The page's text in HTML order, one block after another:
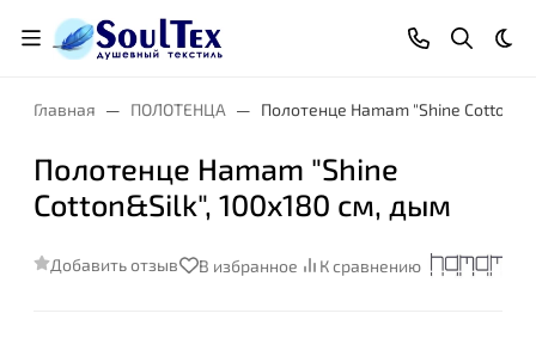
Главная ПОЛОТЕНЦА Полотенце Hamam "Shine
Полотенце Hamam "Shine
Cotton&Silk", 100x180 см, дым
Добавить отзыв В избранное К сравнению